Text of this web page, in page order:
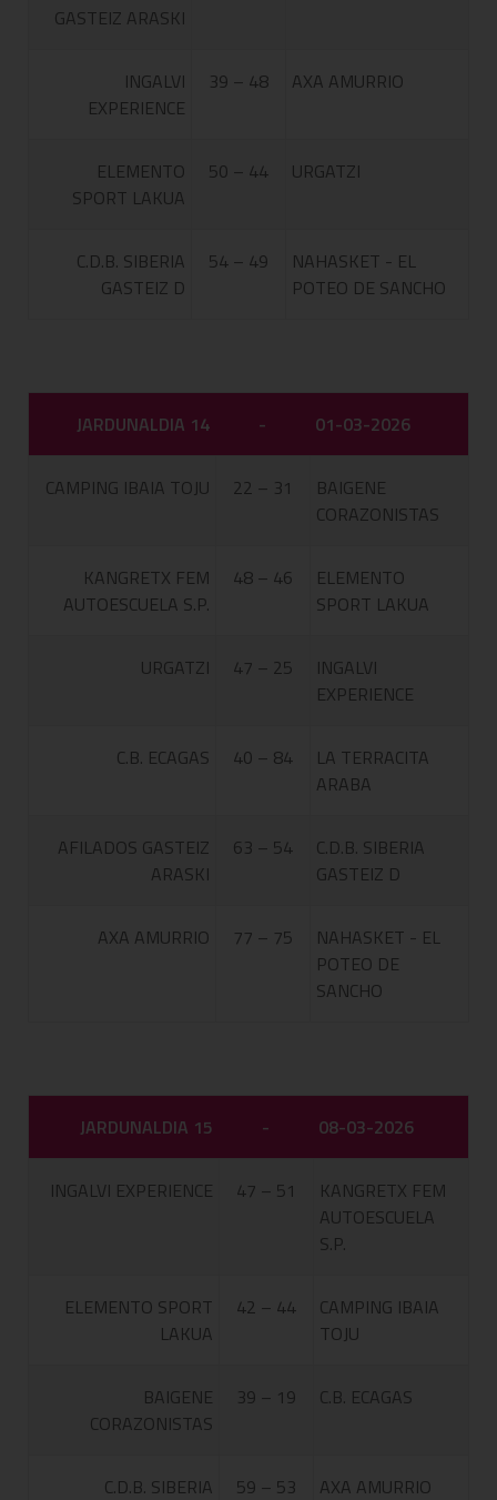
GASTEIZ ARASKI
INGALVI
EXPERIENCE
39 – 48 AXA AMURRIO
ELEMENTO
SPORT LAKUA
50 – 44 URGATZI
C.D.B. SIBERIA
GASTEIZ D
54 – 49
NAHASKET - EL
POTEO DE SANCHO
JARDUNALDIA 14 - 01-03-2026
CAMPING IBAIA TOJU 22 – 31
BAIGENE
CORAZONISTAS
KANGRETX FEM
AUTOESCUELA S.P.
48 – 46
ELEMENTO
SPORT LAKUA
URGATZI 47 – 25
INGALVI
EXPERIENCE
C.B. ECAGAS 40 – 84
LA TERRACITA
ARABA
AFILADOS GASTEIZ
ARASKI
63 – 54
C.D.B. SIBERIA
GASTEIZ D
AXA AMURRIO 77 – 75
NAHASKET - EL
POTEO DE
SANCHO
JARDUNALDIA 15 - 08-03-2026
INGALVI EXPERIENCE 47 – 51
KANGRETX FEM
AUTOESCUELA
S.P.
ELEMENTO SPORT
LAKUA
42 – 44
CAMPING IBAIA
TOJU
BAIGENE
CORAZONISTAS
39 – 19 C.B. ECAGAS
C.D.B. SIBERIA
59 – 53 AXA AMURRIO